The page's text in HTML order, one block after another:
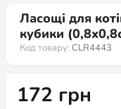
Ласощі для
кубики
Код товару: CLR4443
172 грн